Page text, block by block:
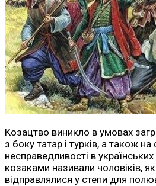
Козацтво виникло в умовах
з боку татар і турків, а також на
несправедливості в
козаками називали чоловіків,
відправлялися у степи для